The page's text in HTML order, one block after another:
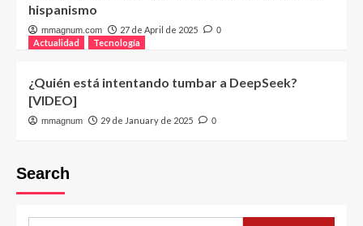
hispanismo
mmagnum.com 27 de April de 2025 0
Actualidad Tecnología
¿Quién está intentando tumbar a DeepSeek?
[VIDEO]
mmagnum 29 de January de 2025 0
Search